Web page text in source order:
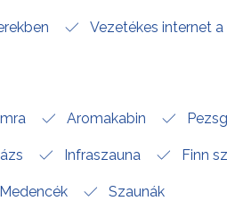
Vezetékes internet
Aromakabin
Infraszauna Finn
Medencék Szaunák